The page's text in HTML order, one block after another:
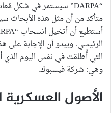
“DARPA” سيستمر في شكل مُعاد تجميعه. وقال لمجلة “
متأكد من أن مثل هذه الأبحاث
الرئيسي. ويبدو أن الإجابة على
التي أُطلقت في نفس اليوم الذي
وهي: شركة فيسبوك.
الأصول